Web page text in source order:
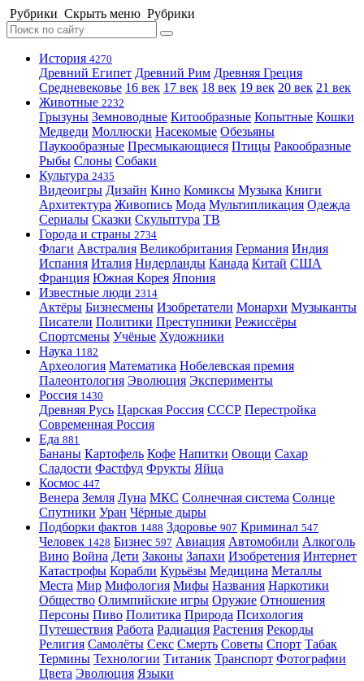
Рубрики Скрыть меню Рубрики
История 4270
Древний Египет Древний Рим Древняя Греция
Средневековье 16 век 17 век 18 век 19 век 20 век 21 век
Животные 2232
Грызуны Земноводные Китообразные Копытные Кошки
Медведи Моллюски Насекомые Обезьяны
Паукообразные Пресмыкающиеся Птицы Ракообразные
Рыбы Слоны Собаки
Культура 2435
Видеоигры Дизайн Кино Комиксы Музыка Книги
Архитектура Живопись Мода Мультипликация Одежда
Сериалы Сказки Скульптура ТВ
Города и страны 2734
Флаги Австралия Великобритания Германия Индия
Испания Италия Нидерланды Канада Китай США
Франция Южная Корея Япония
Известные люди 2314
Актёры Бизнесмены Изобретатели Монархи Музыканты
Писатели Политики Преступники Режиссёры
Спортсмены Учёные Художники
Наука 1182
Археология Математика Нобелевская премия
Палеонтология Эволюция Эксперименты
Россия 1430
Древняя Русь Царская Россия СССР Перестройка
Современная Россия
Еда 881
Бананы Картофель Кофе Напитки Овощи Сахар
Сладости Фастфуд Фрукты Яйца
Космос 447
Венера Земля Луна МКС Солнечная система Солнце
Спутники Уран Чёрные дыры
Подборки фактов 1488 Здоровье 907 Криминал 547
Человек 1428 Бизнес 597 Авиация Автомобили Алкоголь
Вино Война Дети Законы Запахи Изобретения Интернет
Катастрофы Корабли Курьёзы Медицина Металлы
Места Мир Мифология Мифы Названия Наркотики
Общество Олимпийские игры Оружие Отношения
Персоны Пиво Политика Природа Психология
Путешествия Работа Радиация Растения Рекорды
Религия Самолёты Секс Смерть Советы Спорт Табак
Термины Технологии Титаник Транспорт Фотографии
Цвета Эволюция Языки